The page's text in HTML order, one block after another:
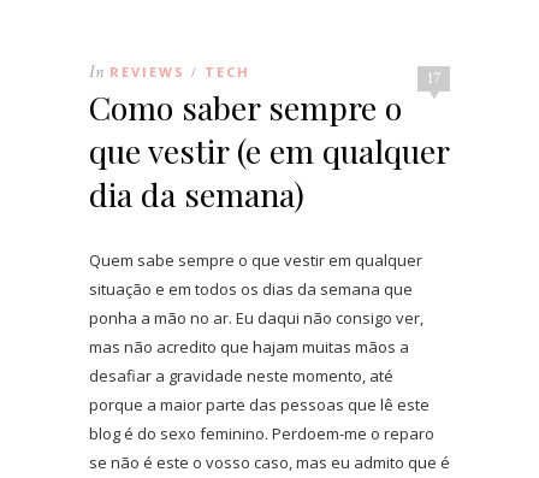
17
In REVIEWS / TECH
Como saber sempre o
que vestir (e em qualquer
dia da semana)
Quem sabe sempre o que vestir em qualquer
situação e em todos os dias da semana que
ponha a mão no ar. Eu daqui não consigo ver,
mas não acredito que hajam muitas mãos a
desafiar a gravidade neste momento, até
porque a maior parte das pessoas que lê este
blog é do sexo feminino. Perdoem-me o reparo
se não é este o vosso caso, mas eu admito que é